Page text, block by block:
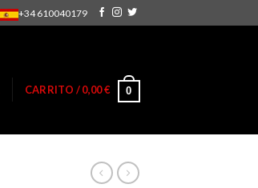
+34 610040179
CARRITO /0,00€ 0